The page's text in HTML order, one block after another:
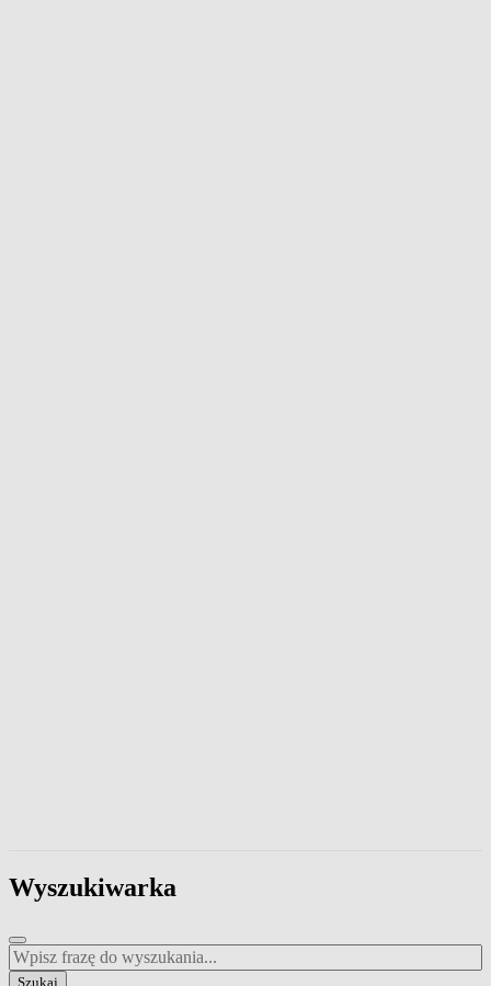
Wpisz frazę, aby przeszukać zawartość strony. Naciśnij klawisz
Wyszukiwarka
Wpisz frazę do wyszukania
Szukaj